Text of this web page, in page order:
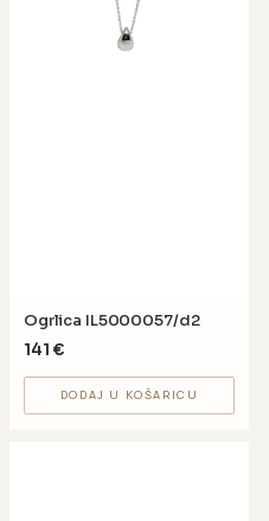
Ogrlica IL5000057/d2
141 €
DODAJ U KOŠARICU